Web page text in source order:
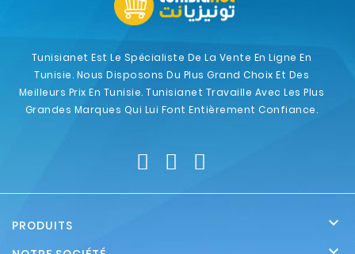
Tunisianet Est Le Spécialiste De La Vente En Ligne En
Tunisie. Nous Disposons Du Plus Grand Choix Et Des
Meilleurs Prix En Tunisie. Tunisianet Travaille Avec Les Plus
Grandes Marques Qui Lui Font Entièrement Confiance.
PRODUITS 